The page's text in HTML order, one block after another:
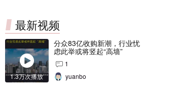
最新视频
1.3万次播放
分众83亿收购新潮，行业忧
虑此举或将竖起“高墙”
1
yuanbo